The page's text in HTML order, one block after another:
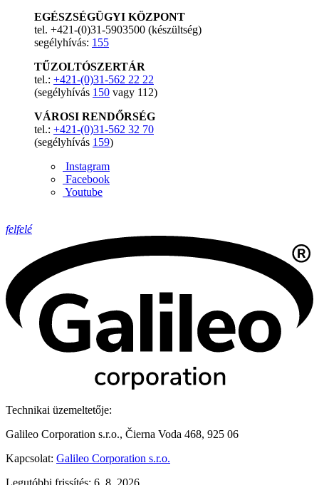
EGÉSZSÉGÜGYI KÖZPONT
tel. +421-(0)31-5903500 (készültség)
segélyhívás: 155
TŰZOLTÓSZERTÁR
tel.: +421-(0)31-562 22 22
(segélyhívás 150 vagy 112)
VÁROSI RENDŐRSÉG
tel.: +421-(0)31-562 32 70
(segélyhívás 159)
Instagram
Facebook
Youtube
felfelé
Technikai üzemeltetője:
Galileo Corporation s.r.o., Čierna Voda 468, 925 06
Kapcsolat: Galileo Corporation s.r.o.